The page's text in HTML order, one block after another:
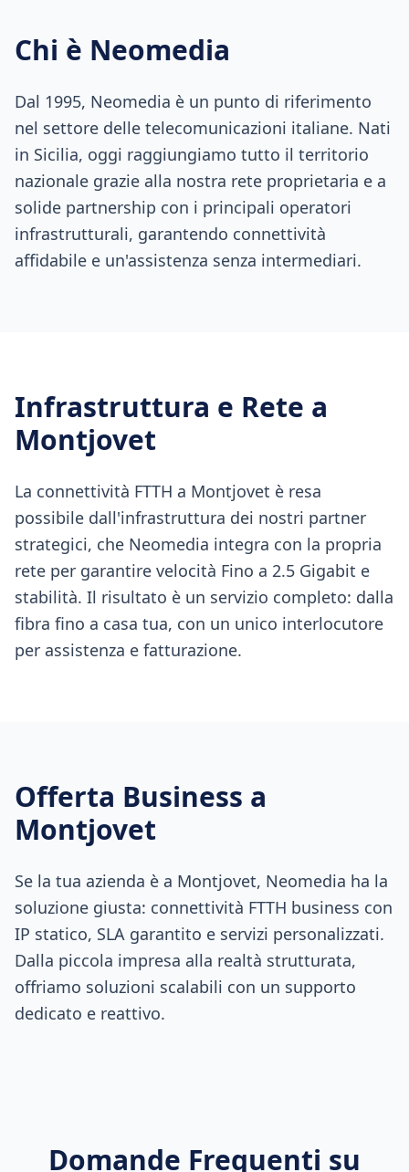
Chi è Neomedia
Dal 1995, Neomedia è un punto di riferimento
nel settore delle telecomunicazioni italiane. Nati
in Sicilia, oggi raggiungiamo tutto il territorio
nazionale grazie alla nostra rete proprietaria e a
solide partnership con i principali operatori
infrastrutturali, garantendo connettività
affidabile e un'assistenza senza intermediari.
Infrastruttura e Rete a
Montjovet
La connettività FTTH a Montjovet è resa
possibile dall'infrastruttura dei nostri partner
strategici, che Neomedia integra con la propria
rete per garantire velocità Fino a 2.5 Gigabit e
stabilità. Il risultato è un servizio completo: dalla
fibra fino a casa tua, con un unico interlocutore
per assistenza e fatturazione.
Offerta Business a
Montjovet
Se la tua azienda è a Montjovet, Neomedia ha la
soluzione giusta: connettività FTTH business con
IP statico, SLA garantito e servizi personalizzati.
Dalla piccola impresa alla realtà strutturata,
offriamo soluzioni scalabili con un supporto
dedicato e reattivo.
Domande Frequenti su